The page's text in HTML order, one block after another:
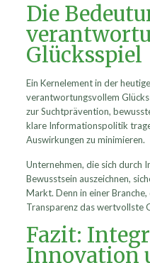
Die
Glücksspiel
Ein Kernelement in der
verantwortungsvollem
zur Suchtprävention,
klare Informationspolitik
Auswirkungen zu minimieren.
Unternehmen, die sich durch
Bewusstsein auszeichnen,
Markt. Denn in einer
Transparenz das wertvollste
Fazit:
Innovation